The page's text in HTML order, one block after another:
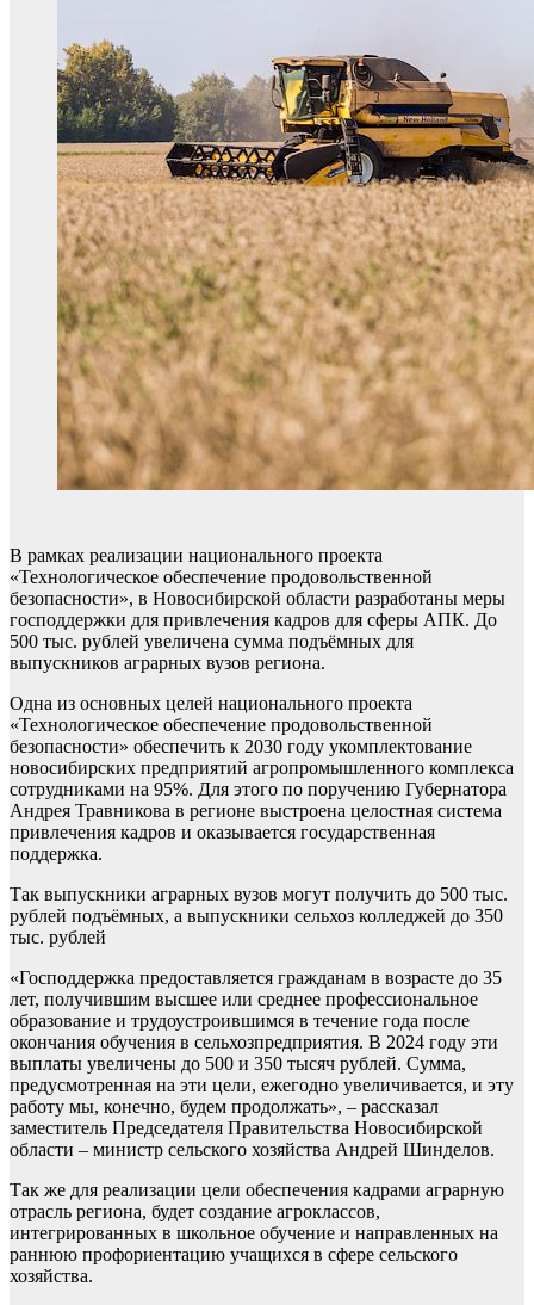
В рамках реализации национального проекта
«Технологическое обеспечение продовольственной
безопасности», в Новосибирской области разработаны меры
господдержки для привлечения кадров для сферы АПК. До
500 тыс. рублей увеличена сумма подъёмных для
выпускников аграрных вузов региона.
Одна из основных целей национального проекта
«Технологическое обеспечение продовольственной
безопасности» обеспечить к 2030 году укомплектование
новосибирских предприятий агропромышленного комплекса
сотрудниками на 95%. Для этого по поручению Губернатора
Андрея Травникова в регионе выстроена целостная система
привлечения кадров и оказывается государственная
поддержка.
Так выпускники аграрных вузов могут получить до 500 тыс.
рублей подъёмных, а выпускники сельхоз колледжей до 350
тыс. рублей
«Господдержка предоставляется гражданам в возрасте до 35
лет, получившим высшее или среднее профессиональное
образование и трудоустроившимся в течение года после
окончания обучения в сельхозпредприятия. В 2024 году эти
выплаты увеличены до 500 и 350 тысяч рублей. Сумма,
предусмотренная на эти цели, ежегодно увеличивается, и эту
работу мы, конечно, будем продолжать», – рассказал
заместитель Председателя Правительства Новосибирской
области – министр сельского хозяйства Андрей Шинделов.
Так же для реализации цели обеспечения кадрами аграрную
отрасль региона, будет создание агроклассов,
интегрированных в школьное обучение и направленных на
раннюю профориентацию учащихся в сфере сельского
хозяйства.